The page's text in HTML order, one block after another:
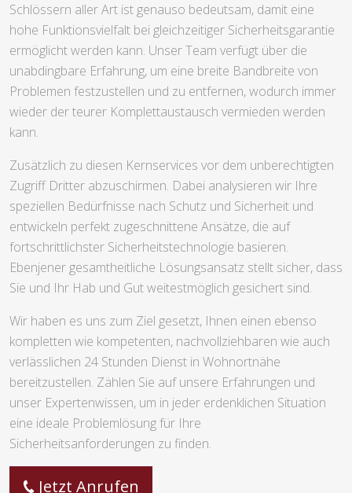
Schlössern aller Art ist genauso bedeutsam, damit eine
hohe Funktionsvielfalt bei gleichzeitiger Sicherheitsgarantie
ermöglicht werden kann. Unser Team verfügt über die
unabdingbare Erfahrung, um eine breite Bandbreite von
Problemen festzustellen und zu entfernen, wodurch immer
wieder der teurer Komplettaustausch vermieden werden
kann.
Zusätzlich zu diesen Kernservices vor dem unberechtigten
Zugriff Dritter abzuschirmen. Dabei analysieren wir Ihre
speziellen Bedürfnisse nach Schutz und Sicherheit und
entwickeln perfekt zugeschnittene Ansätze, die auf
fortschrittlichster Sicherheitstechnologie basieren.
Ebenjener gesamtheitliche Lösungsansatz stellt sicher, dass
Sie und Ihr Hab und Gut weitestmöglich gesichert sind.
Wir haben es uns zum Ziel gesetzt, Ihnen einen ebenso
kompletten wie kompetenten, nachvollziehbaren wie auch
verlässlichen 24 Stunden Dienst in Wohnortnähe
bereitzustellen. Zählen Sie auf unsere Erfahrungen und
unser Expertenwissen, um in jeder erdenklichen Situation
eine ideale Problemlösung für Ihre
Sicherheitsanforderungen zu finden.
Jetzt Anrufen